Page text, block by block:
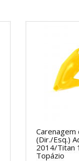
Carenagem
(Dir./Esq.)
2014/Titan
Topázio